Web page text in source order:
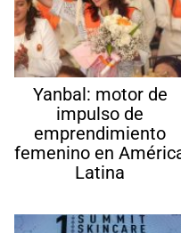
Yanbal: motor de
impulso de
emprendimiento
femenino en
Latina